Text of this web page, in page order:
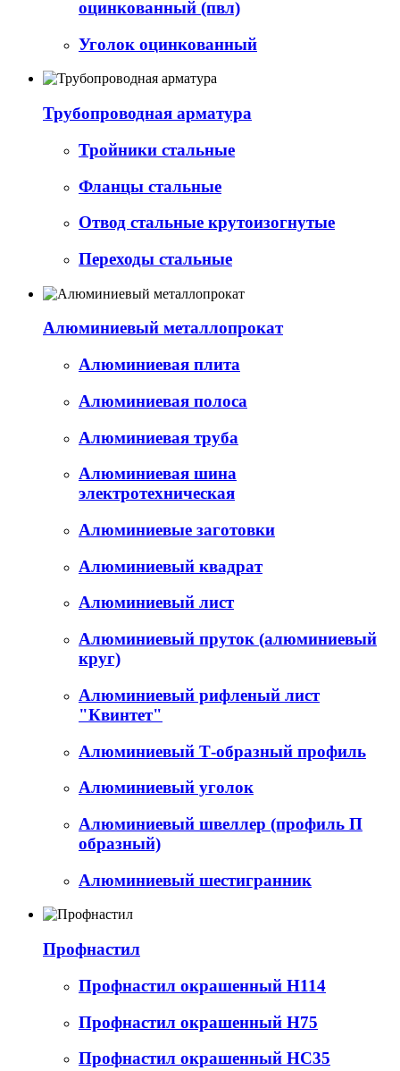
оцинкованный (пвл)
Уголок оцинкованный
Трубопроводная арматура
Тройники стальные
Фланцы стальные
Отвод стальные крутоизогнутые
Переходы стальные
Алюминиевый металлопрокат
Алюминиевая плита
Алюминиевая полоса
Алюминиевая труба
Алюминиевая шина
электротехническая
Алюминиевые заготовки
Алюминиевый квадрат
Алюминиевый лист
Алюминиевый пруток (алюминиевый
круг)
Алюминиевый рифленый лист
"Квинтет"
Алюминиевый Т-образный профиль
Алюминиевый уголок
Алюминиевый швеллер (профиль П
образный)
Алюминиевый шестигранник
Профнастил
Профнастил окрашенный Н114
Профнастил окрашенный Н75
Профнастил окрашенный НС35